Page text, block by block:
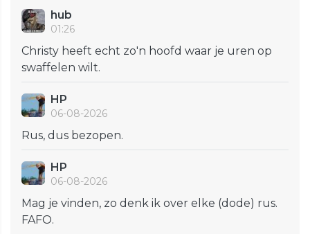
hub
01:26
Christy heeft echt zo'n hoofd waar je uren op
swaffelen wilt.
HP
06-08-2026
Rus, dus bezopen.
HP
06-08-2026
Mag je vinden, zo denk ik over elke (dode) rus.
FAFO.